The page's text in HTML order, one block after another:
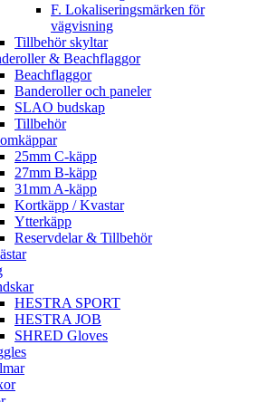
F. Lokaliseringsmärken för
vägvisning
Tillbehör skyltar
& Beachflaggor
Beachflaggor
Banderoller och paneler
SLAO budskap
Tillbehör
25mm C-käpp
27mm B-käpp
31mm A-käpp
Kortkäpp / Kvastar
Ytterkäpp
Reservdelar & Tillbehör
HESTRA SPORT
HESTRA JOB
SHRED Gloves